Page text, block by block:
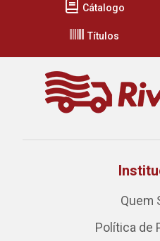
Cátalogo
Títulos
Quem
Política de